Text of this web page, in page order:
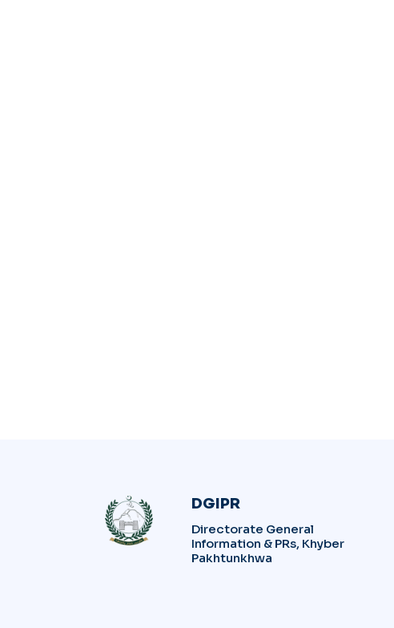
DGIPR
Directorate General
Information & PRs, Khyber
Pakhtunkhwa